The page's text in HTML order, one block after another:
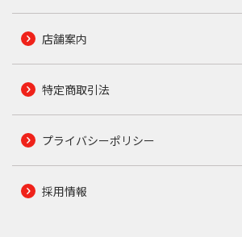
店舗案内
特定商取引法
プライバシーポリシー
採用情報